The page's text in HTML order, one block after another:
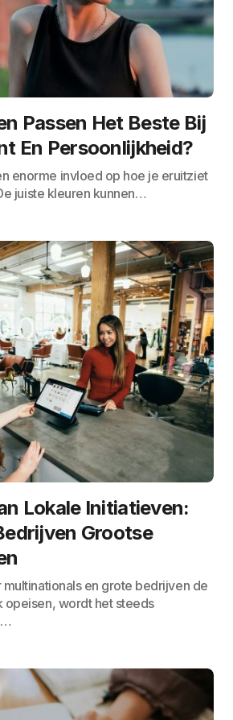
Passen Het Beste Bij
En Persoonlijkheid?
enorme invloed op hoe je eruitziet
juiste kleuren kunnen…
Lokale Initiatieven:
Grootse
en grote bedrijven de
opeisen, wordt het steeds